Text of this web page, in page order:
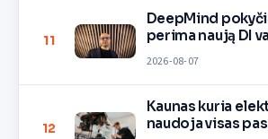
11
DeepMind
perima naują DI
2026-08-07
12
Kaunas kuria
naudoja visas